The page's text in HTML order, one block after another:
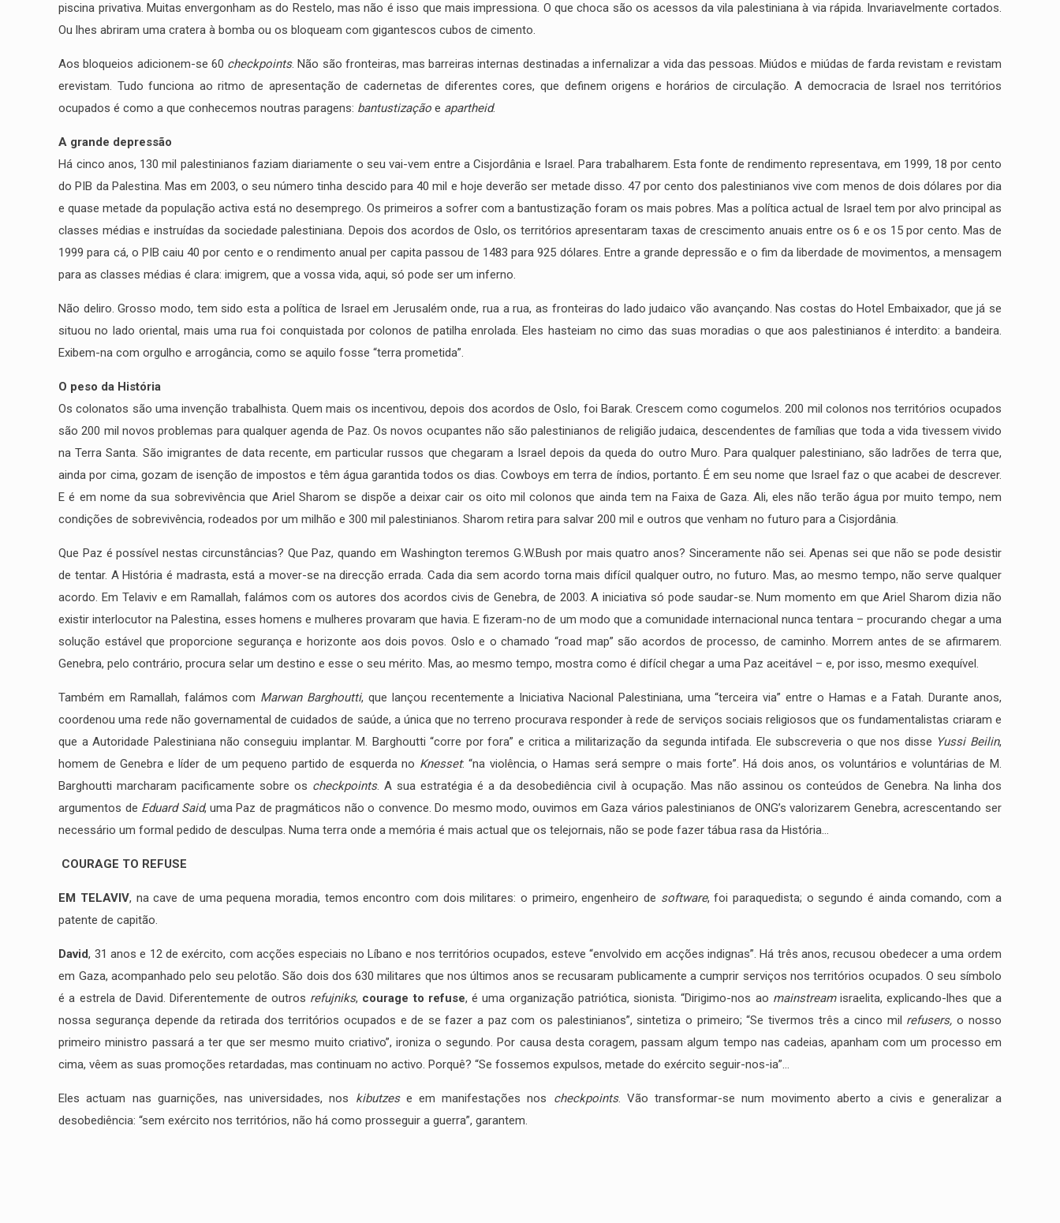
piscina privativa. Muitas envergonham as do Restelo, mas não é isso que mais impressiona. O que choca são os acessos da vila palestiniana à via rápida. Invariavelmente cortados.
Ou lhes abriram uma cratera à bomba ou os bloqueam com gigantescos cubos de cimento.
Aos bloqueios adicionem-se 60 checkpoints. Não são fronteiras, mas barreiras internas destinadas a infernalizar a vida das pessoas. Miúdos e miúdas de farda revistam e revistam
erevistam. Tudo funciona ao ritmo de apresentação de cadernetas de diferentes cores, que definem origens e horários de circulação. A democracia de Israel nos territórios
ocupados é como a que conhecemos noutras paragens: bantustização e apartheid.
A grande depressão
Há cinco anos, 130 mil palestinianos faziam diariamente o seu vai-vem entre a Cisjordânia e Israel. Para trabalharem. Esta fonte de rendimento representava, em 1999, 18 por cento
do PIB da Palestina. Mas em 2003, o seu número tinha descido para 40 mil e hoje deverão ser metade disso. 47 por cento dos palestinianos vive com menos de dois dólares por dia
e quase metade da população activa está no desemprego. Os primeiros a sofrer com a bantustização foram os mais pobres. Mas a política actual de Israel tem por alvo principal as
classes médias e instruídas da sociedade palestiniana. Depois dos acordos de Oslo, os territórios apresentaram taxas de crescimento anuais entre os 6 e os 15 por cento. Mas de
1999 para cá, o PIB caiu 40 por cento e o rendimento anual per capita passou de 1483 para 925 dólares. Entre a grande depressão e o fim da liberdade de movimentos, a mensagem
para as classes médias é clara: imigrem, que a vossa vida, aqui, só pode ser um inferno.
Não deliro. Grosso modo, tem sido esta a política de Israel em Jerusalém onde, rua a rua, as fronteiras do lado judaico vão avançando. Nas costas do Hotel Embaixador, que já se
situou no lado oriental, mais uma rua foi conquistada por colonos de patilha enrolada. Eles hasteiam no cimo das suas moradias o que aos palestinianos é interdito: a bandeira.
Exibem-na com orgulho e arrogância, como se aquilo fosse “terra prometida”.
O peso da História
Os colonatos são uma invenção trabalhista. Quem mais os incentivou, depois dos acordos de Oslo, foi Barak. Crescem como cogumelos. 200 mil colonos nos territórios ocupados
são 200 mil novos problemas para qualquer agenda de Paz. Os novos ocupantes não são palestinianos de religião judaica, descendentes de famílias que toda a vida tivessem vivido
na Terra Santa. São imigrantes de data recente, em particular russos que chegaram a Israel depois da queda do outro Muro. Para qualquer palestiniano, são ladrões de terra que,
ainda por cima, gozam de isenção de impostos e têm água garantida todos os dias. Cowboys em terra de índios, portanto. É em seu nome que Israel faz o que acabei de descrever.
E é em nome da sua sobrevivência que Ariel Sharom se dispõe a deixar cair os oito mil colonos que ainda tem na Faixa de Gaza. Ali, eles não terão água por muito tempo, nem
condições de sobrevivência, rodeados por um milhão e 300 mil palestinianos. Sharom retira para salvar 200 mil e outros que venham no futuro para a Cisjordânia.
Que Paz é possível nestas circunstâncias? Que Paz, quando em Washington teremos G.W.Bush por mais quatro anos? Sinceramente não sei. Apenas sei que não se pode desistir
de tentar. A História é madrasta, está a mover-se na direcção errada. Cada dia sem acordo torna mais difícil qualquer outro, no futuro. Mas, ao mesmo tempo, não serve qualquer
acordo. Em Telaviv e em Ramallah, falámos com os autores dos acordos civis de Genebra, de 2003. A iniciativa só pode saudar-se. Num momento em que Ariel Sharom dizia não
existir interlocutor na Palestina, esses homens e mulheres provaram que havia. E fizeram-no de um modo que a comunidade internacional nunca tentara – procurando chegar a uma
solução estável que proporcione segurança e horizonte aos dois povos. Oslo e o chamado “road map” são acordos de processo, de caminho. Morrem antes de se afirmarem.
Genebra, pelo contrário, procura selar um destino e esse o seu mérito. Mas, ao mesmo tempo, mostra como é difícil chegar a uma Paz aceitável – e, por isso, mesmo exequível.
Também em Ramallah, falámos com Marwan Barghoutti, que lançou recentemente a Iniciativa Nacional Palestiniana, uma “terceira via” entre o Hamas e a Fatah. Durante anos,
coordenou uma rede não governamental de cuidados de saúde, a única que no terreno procurava responder à rede de serviços sociais religiosos que os fundamentalistas criaram e
que a Autoridade Palestiniana não conseguiu implantar. M. Barghoutti “corre por fora” e critica a militarização da segunda intifada. Ele subscreveria o que nos disse Yussi Beilin,
homem de Genebra e líder de um pequeno partido de esquerda no Knesset: “na violência, o Hamas será sempre o mais forte”. Há dois anos, os voluntários e voluntárias de M.
Barghoutti marcharam pacificamente sobre os checkpoints. A sua estratégia é a da desobediência civil à ocupação. Mas não assinou os conteúdos de Genebra. Na linha dos
argumentos de Eduard Said, uma Paz de pragmáticos não o convence. Do mesmo modo, ouvimos em Gaza vários palestinianos de ONG’s valorizarem Genebra, acrescentando ser
necessário um formal pedido de desculpas. Numa terra onde a memória é mais actual que os telejornais, não se pode fazer tábua rasa da História…
COURAGE TO REFUSE
EM TELAVIV, na cave de uma pequena moradia, temos encontro com dois militares: o primeiro, engenheiro de software, foi paraquedista; o segundo é ainda comando, com a
patente de capitão.
David, 31 anos e 12 de exército, com acções especiais no Líbano e nos territórios ocupados, esteve “envolvido em acções indignas”. Há três anos, recusou obedecer a uma ordem
em Gaza, acompanhado pelo seu pelotão. São dois dos 630 militares que nos últimos anos se recusaram publicamente a cumprir serviços nos territórios ocupados. O seu símbolo
é a estrela de David. Diferentemente de outros refujniks, courage to refuse, é uma organização patriótica, sionista. “Dirigimo-nos ao mainstreamisraelita, explicando-lhes que a
nossa segurança depende da retirada dos territórios ocupados e de se fazer a paz com os palestinianos”, sintetiza o primeiro; “Se tivermos três a cinco mil refusers, o nosso
primeiro ministro passará a ter que ser mesmo muito criativo”, ironiza o segundo. Por causa desta coragem, passam algum tempo nas cadeias, apanham com um processo em
cima, vêem as suas promoções retardadas, mas continuam no activo. Porquê? “Se fossemos expulsos, metade do exército seguir-nos-ia”…
Eles actuam nas guarnições, nas universidades, nos kibutzese em manifestações nos checkpoints. Vão transformar-se num movimento aberto a civis e generalizar a
desobediência: “sem exército nos territórios, não há como prosseguir a guerra”, garantem.
Correio electrónico